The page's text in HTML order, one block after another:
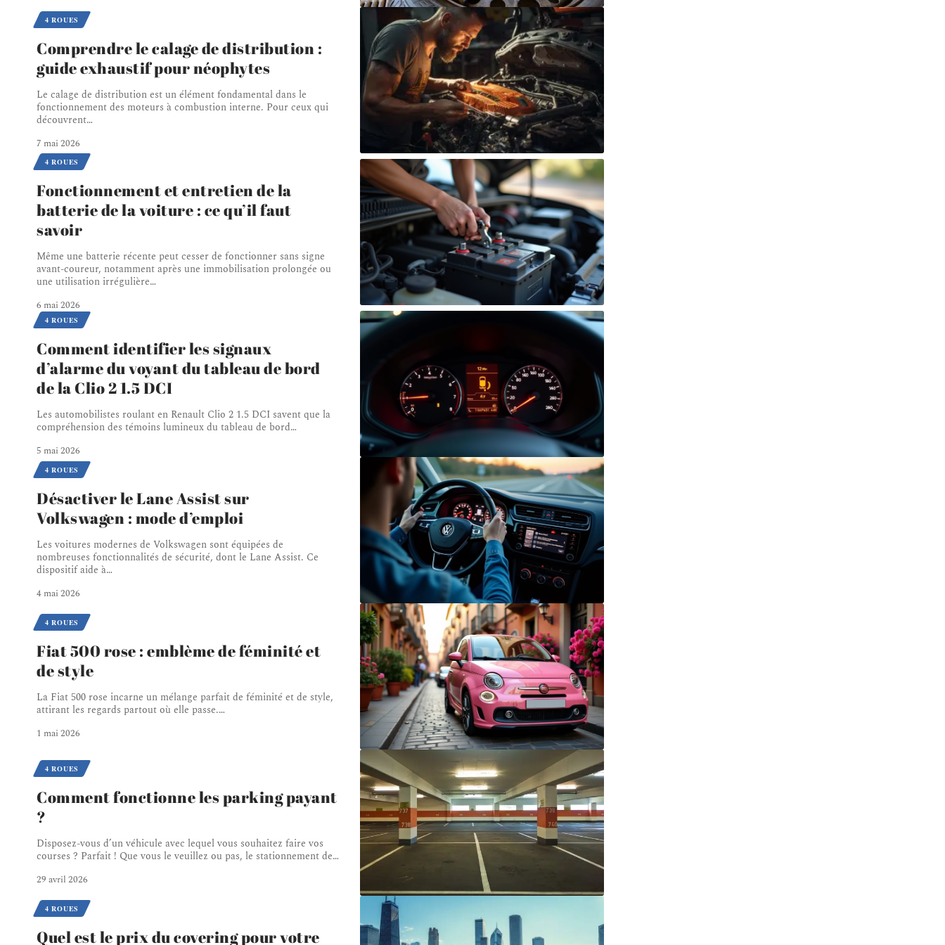
4 ROUES
Comprendre le calage de distribution :
guide exhaustif pour néophytes
Le calage de distribution est un élément fondamental dans le
fonctionnement des moteurs à combustion interne. Pour ceux qui
découvrent…
7 mai 2026
4 ROUES
Fonctionnement et entretien de la
batterie de la voiture : ce qu’il faut
savoir
Même une batterie récente peut cesser de fonctionner sans signe
avant-coureur, notamment après une immobilisation prolongée ou
une utilisation irrégulière…
6 mai 2026
4 ROUES
Comment identifier les signaux
d’alarme du voyant du tableau de bord
de la Clio 2 1.5 DCI
Les automobilistes roulant en Renault Clio 2 1.5 DCI savent que la
compréhension des témoins lumineux du tableau de bord…
5 mai 2026
4 ROUES
Désactiver le Lane Assist sur
Volkswagen : mode d’emploi
Les voitures modernes de Volkswagen sont équipées de
nombreuses fonctionnalités de sécurité, dont le Lane Assist. Ce
dispositif aide à…
4 mai 2026
4 ROUES
Fiat 500 rose : emblème de féminité et
de style
La Fiat 500 rose incarne un mélange parfait de féminité et de style,
attirant les regards partout où elle passe.…
1 mai 2026
4 ROUES
Comment fonctionne les parking payant
?
Disposez-vous d’un véhicule avec lequel vous souhaitez faire vos
courses ? Parfait ! Que vous le veuillez ou pas, le stationnement de…
29 avril 2026
4 ROUES
Quel est le prix du covering pour votre